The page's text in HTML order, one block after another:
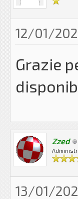
12/01/
Grazie
Zzed
13/01/